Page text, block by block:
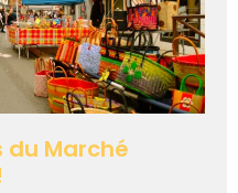
du Marché